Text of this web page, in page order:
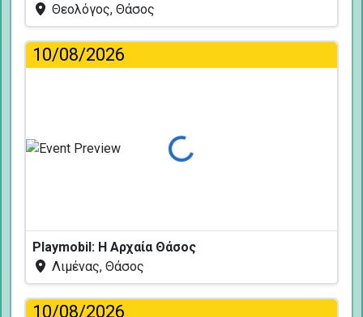
Θεολόγος, Θάσος
10/08/2026
Φόρτωση...
Playmobil: Η Αρχαία Θάσος
Λιμένας, Θάσος
10/08/2026